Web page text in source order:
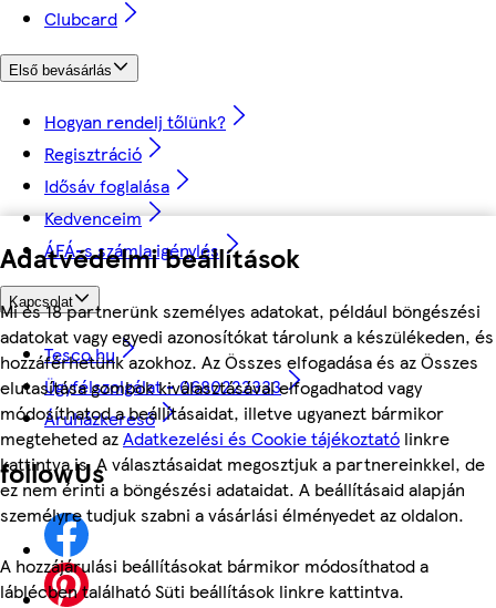
Adatvédelmi beállítások
Mi és 18 partnerünk személyes adatokat, például böngészési
adatokat vagy egyedi azonosítókat tárolunk a készülékeden, és
hozzáférhetünk azokhoz. Az Összes elfogadása és az Összes
elutasítása gombok kiválasztásával elfogadhatod vagy
módosíthatod a beállításaidat, illetve ugyanezt bármikor
megteheted azAdatkezelési és Cookie tájékoztató linkre
kattintva is. A választásaidat megosztjuk a partnereinkkel, de
ez nem érinti a böngészési adataidat. A beállításaid alapján
személyre tudjuk szabni a vásárlási élményedet az oldalon.
A hozzájárulási beállításokat bármikor módosíthatod a
láblécben található Süti beállítások linkre kattintva.
Clubcard
Első bevásárlás
Hogyan rendelj tőlünk?
Regisztráció
Idősáv foglalása
Kedvenceim
ÁFÁ-s számla igénylés
Kapcsolat
Tesco.hu
Ügyfélszolgálat - 0680222333
Áruházkereső
followUs